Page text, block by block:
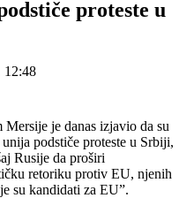
proteste u
12:48
je danas izjavio da su
podstiče proteste u Srbiji,
Rusije da proširi
retoriku protiv EU, njenih
su kandidati za EU”.